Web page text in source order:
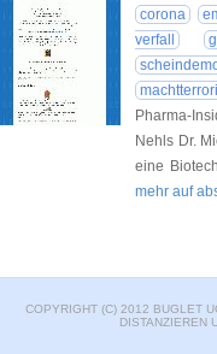
corona
verfall
Pharma-
Nehls Dr.
eine
mehr auf
COPYRIGHT (C) 2012 BUGLET
DISTANZIEREN